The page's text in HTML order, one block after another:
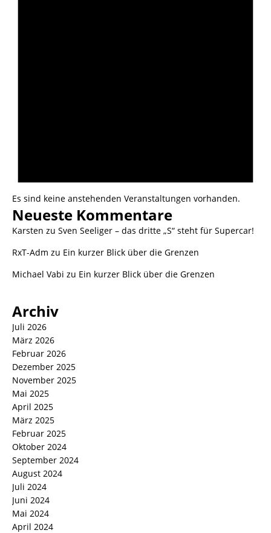
Es sind keine anstehenden Veranstaltungen vorhanden.
Neueste Kommentare
Karsten zu Sven Seeliger – das dritte „S“ steht für Supercar!
RxT-Adm zu Ein kurzer Blick über die Grenzen
Michael Vabi zu Ein kurzer Blick über die Grenzen
Archiv
Juli 2026
März 2026
Februar 2026
Dezember 2025
November 2025
Mai 2025
April 2025
März 2025
Februar 2025
Oktober 2024
September 2024
August 2024
Juli 2024
Juni 2024
Mai 2024
April 2024